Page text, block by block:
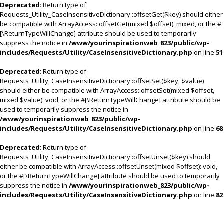
Deprecated: Return type of
Requests_Utility_CaseInsensitiveDictionary::offsetGet($key) should either
be compatible with ArrayAccess::offsetGet(mixed $offset): mixed, or the #
[\ReturnTypeWillChange] attribute should be used to temporarily
suppress the notice in /www/yourinspirationweb_823/public/wp-
includes/Requests/Utility/CaseInsensitiveDictionary.php on line 51
Deprecated: Return type of
Requests_Utility_CaseInsensitiveDictionary::offsetSet($key, $value)
should either be compatible with ArrayAccess::offsetSet(mixed $offset,
mixed $value): void, or the #[\ReturnTypeWillChange] attribute should be
used to temporarily suppress the notice in
/www/yourinspirationweb_823/public/wp-
includes/Requests/Utility/CaseInsensitiveDictionary.php on line 68
Deprecated: Return type of
Requests_Utility_CaseInsensitiveDictionary::offsetUnset($key) should
either be compatible with ArrayAccess::offsetUnset(mixed $offset): void,
or the #[\ReturnTypeWillChange] attribute should be used to temporarily
suppress the notice in /www/yourinspirationweb_823/public/wp-
includes/Requests/Utility/CaseInsensitiveDictionary.php on line 82